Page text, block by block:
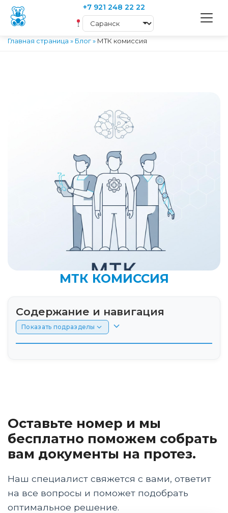
+7 921 248 22 22
Главная страница » Блог» МТК комиссия
МТК КОМИССИЯ
Содержание и навигация
Показать подразделы
Состав и полномочия медико-технической
Порядок прохождения заседания МТК от
МТК при ремонте и досрочной замене
протезных изделий
Оставьте номер и мы
бесплатно поможем собрать
вам документы на протез.
Наш специалист свяжется с вами, ответит
на все вопросы и поможет подобрать
оптимальное решение.